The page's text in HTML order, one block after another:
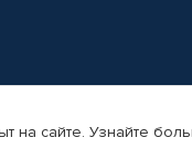
товаров
на сайте. Узнайте